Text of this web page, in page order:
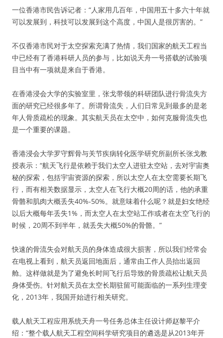
一位香港市民告诉记者：“人家用几百年，中国用五十多六十年就
可以发展到，科技可以发展到这个高度，中国人是很厉害的。”
不仅香港市民对于太空探索充满了热情，我们国家的航天工程当
中已经有了香港科研人员的参与，比如说天舟一号搭载的试验项
目当中有一项就是来自于香港。
在香港浸会大学的实验室里，张戈带领的科研团队进行骨流失方
面的研究已经很多年了。所谓骨流失，人们日常见到最多的是老
年人骨质疏松的现象。其实航天员在太空中，如何克服骨流失也
是一个重要的课题。
香港浸会大学罗守辉骨与关节疾病转化医学研究所副所长张戈教
授表示：“航天飞行是依赖于我们太空人进驻太空站，去对宇宙奥
秘的探索，包括宇宙资源的探索，所以太空人在太空需要长期飞
行，而有相关数据显示，太空人在飞行大概20周的话，他的承重
骨骼和肌肉大概丢失40%-50%。就意味着什么呢？就是妇女绝经
以后大概每年丢失1%，而太空人在太空站工作或者在太空飞行的
时候，20周不到半年，就丢失大概50%的骨骼。”
快速的骨流失会对航天员的身体造成很大损害，所以我们经常会
在电视上看到，航天员返回地面后，通常由工作人员抬出返回
舱。这样做就是为了避免长时间飞行后导致的骨质疏松让航天员
身体受伤。针对航天员在太空长期驻留可能面临的一系列生理变
化，2013年，我国开始进行相关研究。
载人航天工程应用系统天舟一号任务总体主任设计师赵黎平介
绍：“整个载人航天工程空间科学研究项目的遴选是从2013年开